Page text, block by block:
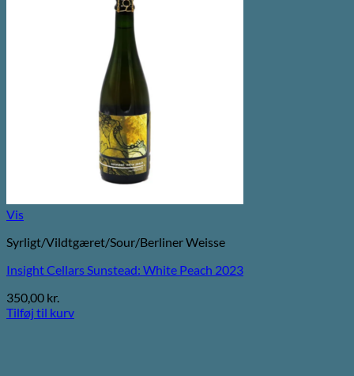
Vis
Syrligt/Vildtgæret/Sour/Berliner Weisse
Insight Cellars Sunstead: White Peach 2023
350,00 kr.
Tilføj til kurv